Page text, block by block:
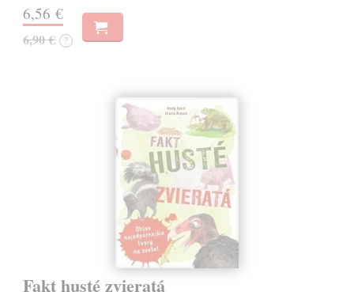
6,56 €
6,90 € ?
Fakt husté zvieratá